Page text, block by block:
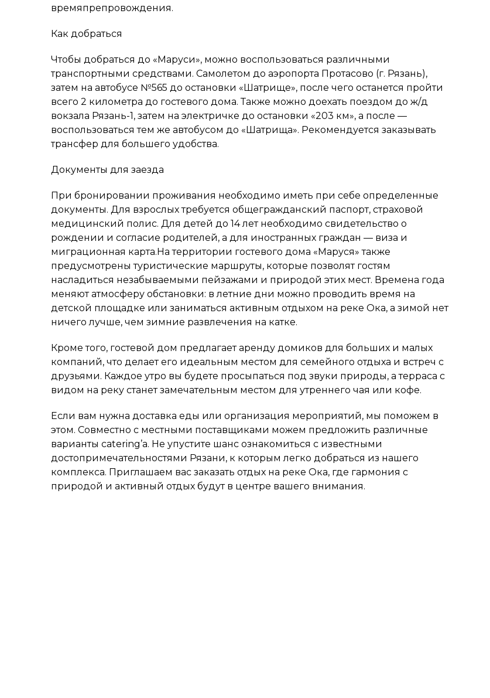
времяпрепровождения.
Как добраться
Чтобы добраться до «Маруси», можно воспользоваться различными
транспортными средствами. Самолетом до аэропорта Протасово (г. Рязань),
затем на автобусе №565 до остановки «Шатрище», после чего останется пройти
всего 2 километра до гостевого дома. Также можно доехать поездом до ж/д
вокзала Рязань-1, затем на электричке до остановки «203 км», а после —
воспользоваться тем же автобусом до «Шатрища». Рекомендуется заказывать
трансфер для большего удобства.
Документы для заезда
При бронировании проживания необходимо иметь при себе определенные
документы. Для взрослых требуется общегражданский паспорт, страховой
медицинский полис. Для детей до 14 лет необходимо свидетельство о
рождении и согласие родителей, а для иностранных граждан — виза и
миграционная карта.На территории гостевого дома «Маруся» также
предусмотрены туристические маршруты, которые позволят гостям
насладиться незабываемыми пейзажами и природой этих мест. Времена года
меняют атмосферу обстановки: в летние дни можно проводить время на
детской площадке или заниматься активным отдыхом на реке Ока, а зимой нет
ничего лучше, чем зимние развлечения на катке.
Кроме того, гостевой дом предлагает аренду домиков для больших и малых
компаний, что делает его идеальным местом для семейного отдыха и встреч с
друзьями. Каждое утро вы будете просыпаться под звуки природы, а терраса с
видом на реку станет замечательным местом для утреннего чая или кофе.
Если вам нужна доставка еды или организация мероприятий, мы поможем в
этом. Совместно с местными поставщиками можем предложить различные
варианты catering’а. Не упустите шанс ознакомиться с известными
достопримечательностями Рязани, к которым легко добраться из нашего
комплекса. Приглашаем вас заказать отдых на реке Ока, где гармония с
природой и активный отдых будут в центре вашего внимания.